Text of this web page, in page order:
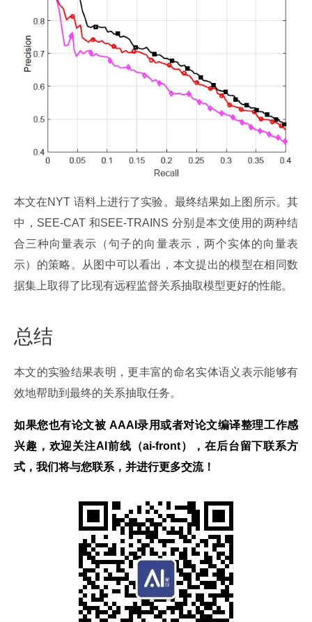
本文在NYT 语料上进行了实验。最终结果如上图所示。其
中，SEE-CAT 和SEE-TRAINS 分别是本文使用的两种结
合三种向量表示（句子的向量表示，两个实体的向量表
示）的策略。从图中可以看出，本文提出的模型在相同数
据集上取得了比现有远程监督关系抽取模型更好的性能。
总结
本文的实验结果表明，更丰富的命名实体语义表示能够有
效地帮助到最终的关系抽取任务。
如果您也有论文被 AAAI 录用或者对论文编译整理工作感
兴趣，欢迎关注AI 前线（ai-front），在后台留下联系方
式，我们将与您联系，并进行更多交流！